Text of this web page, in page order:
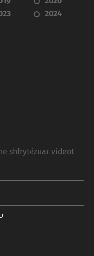
2024
shfrytëzuar videot